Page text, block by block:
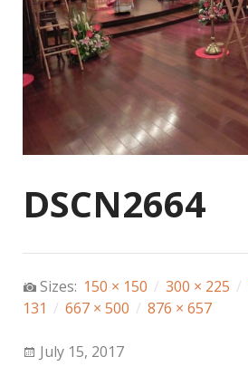
DSCN2664
Sizes: 150 × 150 / 300 × 225 /
131 / 667 × 500 / 876 × 657
July 15, 2017